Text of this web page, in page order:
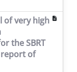
of very high
the SBRT
of